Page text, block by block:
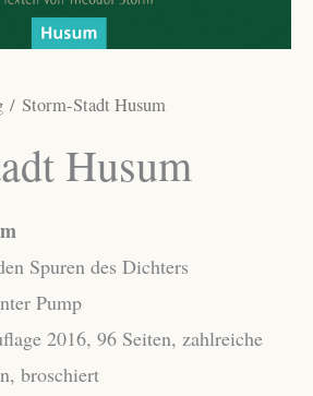
/ Storm-Stadt Husum
Husum
Spuren des Dichters
Pump
2016, 96 Seiten, zahlreiche
broschiert